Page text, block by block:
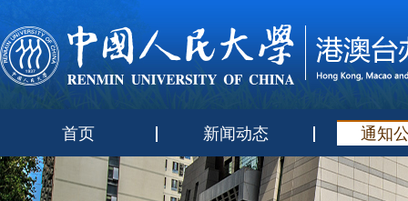
首页 新闻动态 通知